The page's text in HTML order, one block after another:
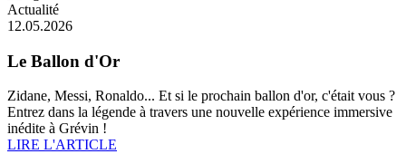
Actualité
12.05.2026
Le Ballon d'Or
Zidane, Messi, Ronaldo... Et si le prochain ballon d'or, c'était vous ?
Entrez dans la légende à travers une nouvelle expérience immersive
inédite à Grévin !
LIRE L'ARTICLE